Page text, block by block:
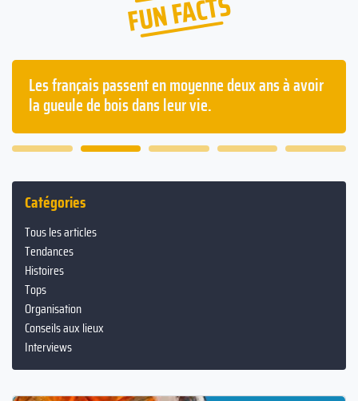
FUN FACTS
Les français passent en moyenne deux ans à avoir
la gueule de bois dans leur vie.
Catégories
Tous les articles
Tendances
Histoires
Tops
Organisation
Conseils aux lieux
Interviews